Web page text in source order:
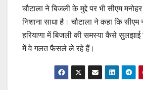
चौटाला ने बिजली के मुद्दे पर भी सीएम
निशाना साधा है। चौटाला ने कहा कि सीएम
हरियाणा में बिजली की समस्या कैसे
में वे गलत फैसले ले रहे हैं।